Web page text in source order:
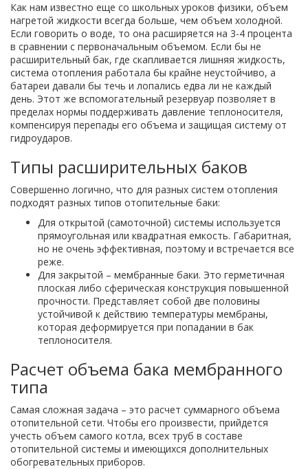
Как нам известно еще со школьных уроков физики, объем
нагретой жидкости всегда больше, чем объем холодной.
Если говорить о воде, то она расширяется на 3-4 процента
в сравнении с первоначальным объемом. Если бы не
расширительный бак, где скапливается лишняя жидкость,
система отопления работала бы крайне неустойчиво, а
батареи давали бы течь и лопались едва ли не каждый
день. Этот же вспомогательный резервуар позволяет в
пределах нормы поддерживать давление теплоносителя,
компенсируя перепады его объема и защищая систему от
гидроударов.
Типы расширительных баков
Совершенно логично, что для разных систем отопления
подходят разных типов отопительные баки:
Для открытой (самоточной) системы используется
прямоугольная или квадратная емкость. Габаритная,
но не очень эффективная, поэтому и встречается все
реже.
Для закрытой – мембранные баки. Это герметичная
плоская либо сферическая конструкция повышенной
прочности. Представляет собой две половины
устойчивой к действию температуры мембраны,
которая деформируется при попадании в бак
теплоносителя.
Расчет объема бака мембранного
типа
Самая сложная задача – это расчет суммарного объема
отопительной сети. Чтобы его произвести, прийдется
учесть объем самого котла, всех труб в составе
отопительной системы и имеющихся дополнительных
обогревательных приборов.